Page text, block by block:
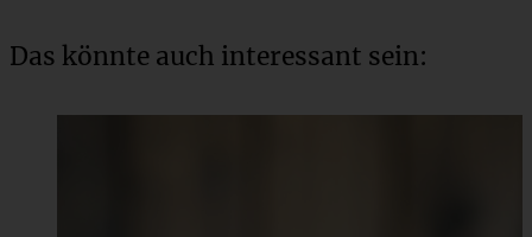
Das könnte auch interessant sein: